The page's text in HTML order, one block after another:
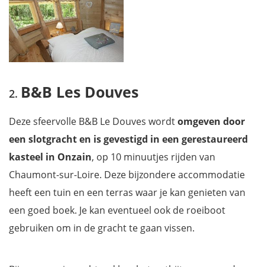
B&B Les Douves
Deze sfeervolle B&B Le Douves wordtomgeven door
een slotgracht en is gevestigd in een gerestaureerd
kasteel in Onzain, op 10 minuutjes rijden van
Chaumont-sur-Loire. Deze bijzondere accommodatie
heeft een tuin en een terras waar je kan genieten van
een goed boek. Je kan eventueel ook de roeiboot
gebruiken om in de gracht te gaan vissen.